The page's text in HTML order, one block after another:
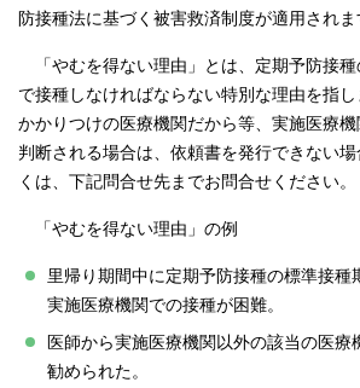
防接種法に基づく被害救済制度が適用されま
「やむを得ない理由」とは、定期予防接
で接種しなければならない特別な理由を指し
かかりつけの医療機関だから等、実施医療
判断される場合は、依頼書を発行できない
くは、下記問合せ先までお問合せください。
「やむを得ない理由」の例
里帰り期間中に定期予防接種の標準接種
実施医療機関での接種が困難。
医師から実施医療機関以外の該当の医療
勧められた。